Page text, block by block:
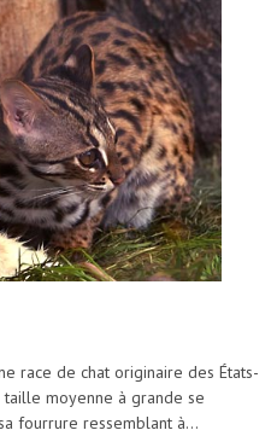
race de chat originaire des États-
taille moyenne à grande se
fourrure ressemblant à...